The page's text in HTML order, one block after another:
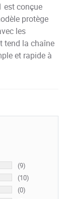
est conçue
protège
les
tend la chaîne
et rapide à
(9)
(10)
(0)